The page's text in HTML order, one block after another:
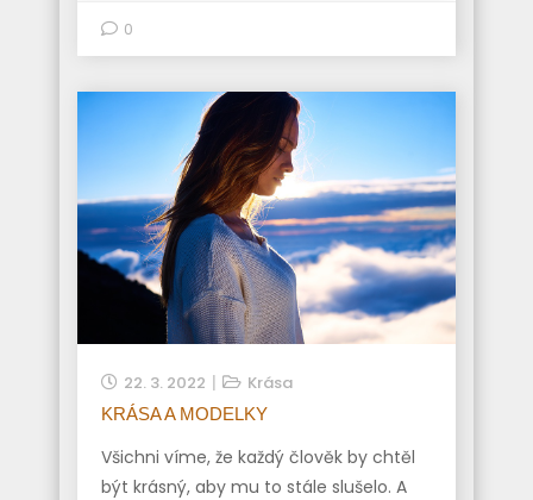
0
22. 3. 2022 Krása
KRÁSA A MODELKY
Všichni víme, že každý člověk by chtěl
být krásný, aby mu to stále slušelo. A